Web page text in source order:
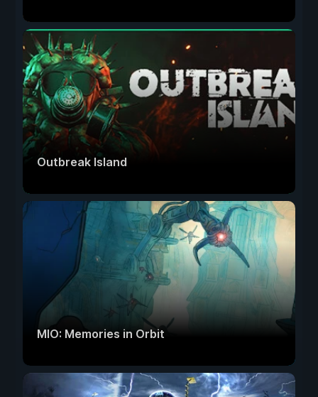
Outbreak Island
MIO: Memories in Orbit